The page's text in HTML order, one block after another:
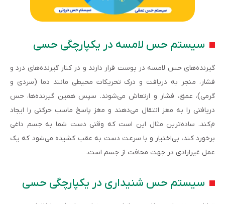
سیستم حس لامسه در یکپارچگی حسی
گیرنده‌های حس لامسه در پوست قرار دارند و در کنار گیرنده‌های درد و
فشار، منجر به دریافت و درک تحریکات محیطی مانند دما (سردی و
گرمی)، عمق، فشار و ارتعاش می‌شوند. سپس همین گیرنده‌ها، حس
دریافتی را به مغز انتقال می‌دهند و مغز پاسخ ماسب حرکتی را ایجاد
م‌کند. ساده‌ترین مثال این است که وقتی دست شما به جسم داغی
برخورد کند، بی‌اختیار و با سرعت دست به عقب کشیده می‌شود که یک
عمل غیرارادی در جهت محافت از جسم است.
سیستم حس شنیداری در یکپارچگی حسی